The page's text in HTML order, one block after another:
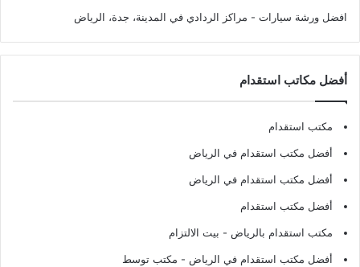
افضل ورشة سيارات - مراكز الردادي في المدينة، جدة، الرياض
أفضل مكاتب استقدام
مكتب استقدام
أفضل مكتب استقدام في الرياض
أفضل مكتب استقدام في الرياض
أفضل مكتب استقدام
مكتب استقدام بالرياض - بيت الالتزام
أفضل مكتب استقدام في الرياض - مكتب توسط